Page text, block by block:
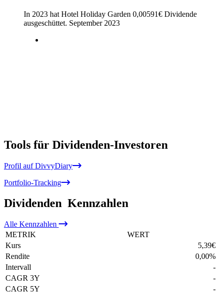
In 2023 hat Hotel Holiday Garden 0,00591€ Dividende
ausgeschüttet. September 2023
Tools für Dividenden-Investoren
Profil auf DivvyDiary
Portfolio-Tracking
Dividenden Kennzahlen
Alle Kennzahlen
METRIK
WERT
Kurs
5,39€
Rendite
0,00%
Intervall
-
CAGR 3Y
-
CAGR 5Y
-